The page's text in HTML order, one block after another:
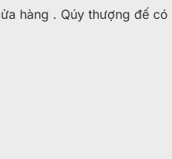
hàng . Qúy thượng đế